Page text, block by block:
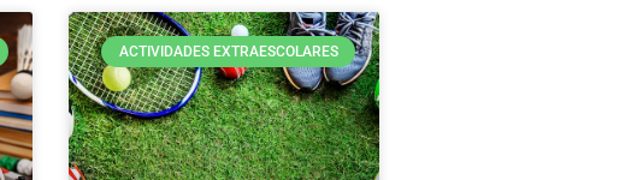
ACTIVIDADES EXTRAESCOLARES